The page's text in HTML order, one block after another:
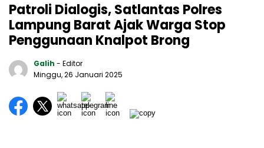
Patroli Dialogis, Satlantas Polres
Lampung Barat Ajak Warga Stop
Penggunaan Knalpot Brong
Galih - Editor
Minggu, 26 Januari 2025